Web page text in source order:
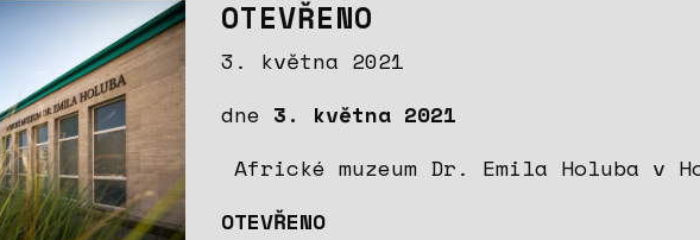
OTEVŘENO
3. května 2021
dne 3. května 2021
Africké muzeum Dr. Emila Holuba v
OTEVŘENO